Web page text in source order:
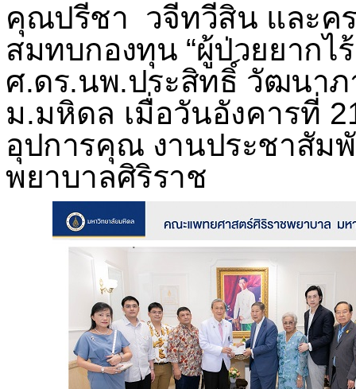
คุณปรีชา วจีทวีสิน และค
สมทบกองทุน “ผู้ป่วยยากไ
ศ.ดร.นพ.ประสิทธิ์ วัฒนาภ
ม.มหิดล เมื่อวันอังคารที่
อุปการคุณ งานประชาสัม
พยาบาลศิริราช